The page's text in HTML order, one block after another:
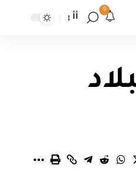
9
أأ